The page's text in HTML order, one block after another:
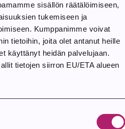
sisällön räätälöimiseen,
tukemiseen ja
Kumppanimme voivat
tietoihin, joita olet antanut heille
käyttänyt heidän palvelujaan.
tietojen siirron EU/ETA alueen
lähtevää Järvien reittiä
reittiin tästä!
reitit
juna-asema, Pituus: 100–150
2 päivää, etapit päiväreissuin tai